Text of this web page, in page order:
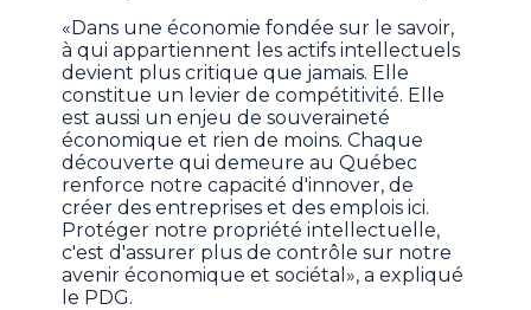
«Dans une économie fondée sur le savoir,
à qui appartiennent les actifs intellectuels
devient plus critique que jamais. Elle
constitue un levier de compétitivité. Elle
est aussi un enjeu de souveraineté
économique et rien de moins. Chaque
découverte qui demeure au Québec
renforce notre capacité d'innover, de
créer des entreprises et des emplois ici.
Protéger notre propriété intellectuelle,
c'est d'assurer plus de contrôle sur notre
avenir économique et sociétal», a expliqué
le PDG.